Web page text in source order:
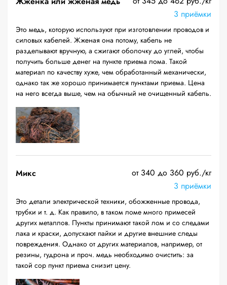
3 приёмки
Это медь, которую используют при изготовлении проводов и
силовых кабелей. Жженая она потому, кабель не
разделывают вручную, а сжигают оболочку до углей, чтобы
получить больше денег на пункте приема лома. Такой
материал по качеству хуже, чем обработанный механически,
однако так же хорошо принимается пунктами приема. Цена
на него всегда выше, чем на обычный не очищенный кабель.
Микс
от 340 до 360 руб./кг
3 приёмки
Это детали электрической техники, обожженные провода,
трубки и т. д. Как правило, в таком ломе много примесей
других металлов. Пункты принимают такой лом и со следами
лака и краски, допускают пайки и другие внешние следы
повреждения. Однако от других материалов, например, от
резины, гудрона и проч. медь необходимо очистить: за
такой сор пункт приема снизит цену.